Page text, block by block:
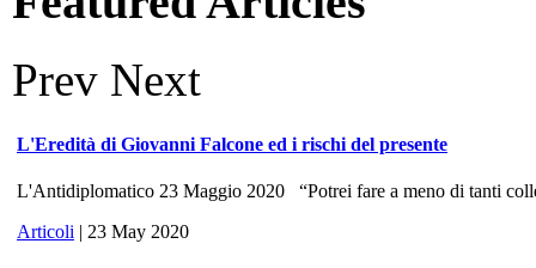
Prev Next
L'Eredità di Giovanni Falcone ed i rischi del presente
L'Antidiplomatico 23 Maggio 2020 “Potrei fare a meno di tanti
Articoli | 23 May 2020